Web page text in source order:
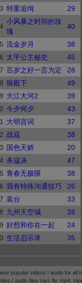
特案追缉 29
小风暴之时间的玫
瑰
40
流金岁月
38
太平公主秘史
45
百岁之好一言为定
28
狼殿下
49
大江大河2
39
今夕何夕
43
大明宫词
37
战寇
38
国色天娇
20
杀寇决
47
青春无极限
38
我有特殊沟通技巧
26
装台
33
九州天空城
28
好想和你在一起
24
生活启示录 35
popular videos / audio for all
/ audio files (avi, flv, mp4,